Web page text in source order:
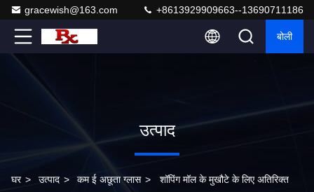
gracewish@163.com +8613929909663--13690711186
बोली
उत्पाद
घर > उत्पाद > कम ई अछूता ग्लास > शॉपिंग मॉल के मुखौटे के लिए अतिरिक्त